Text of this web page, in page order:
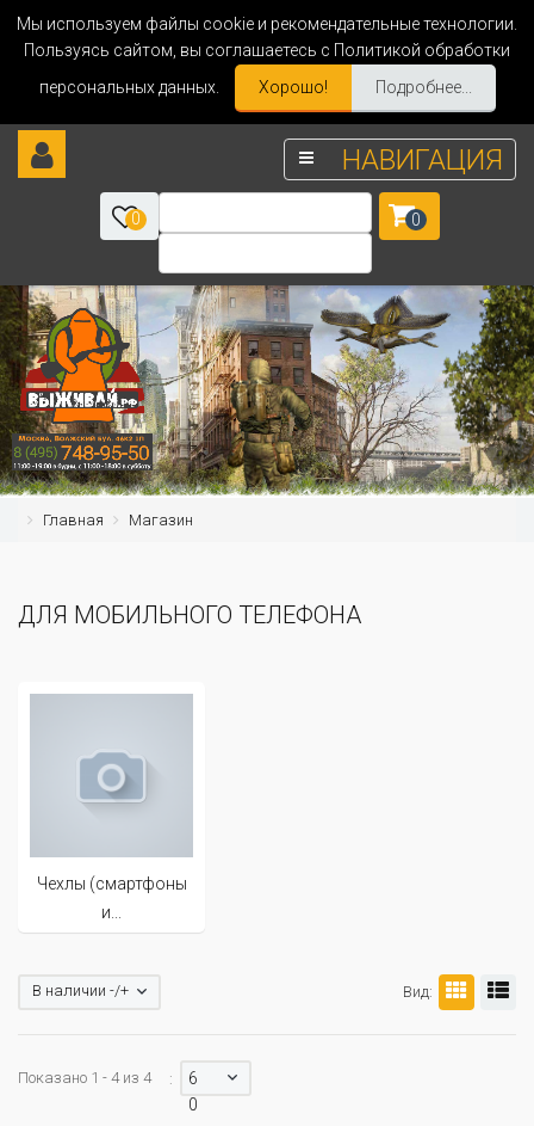
Мы используем файлы cookie и рекомендательные технологии.
Пользуясь сайтом, вы соглашаетесь с Политикой обработки
персональных данных.
Хорошо! Подробнее...
НАВИГАЦИЯ
0 0
Главная Магазин
ДЛЯ МОБИЛЬНОГО ТЕЛЕФОНА
Чехлы (смартфоны
и...
Вид:
В наличии -/+
Показано 1 - 4 из 4 :
6
0